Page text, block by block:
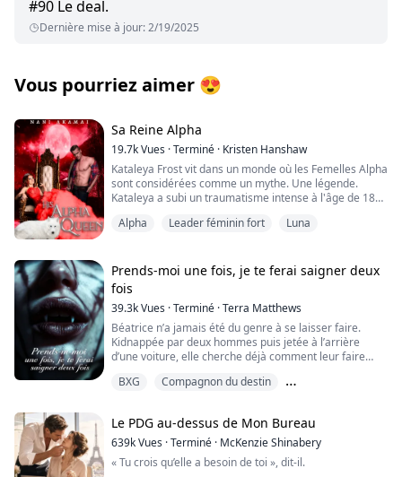
#90 Le deal.
Dernière mise à jour:2/19/2025
Vous pourriez aimer 😍
Sa Reine Alpha
19.7kVues ·Terminé · Kristen Hanshaw
Kataleya Frost vit dans un monde où les Femelles Alpha
sont considérées comme un mythe. Une légende.
Kataleya a subi un traumatisme intense à l'âge de 18
autrefois de trouver un jour son âme sœur et d'avoir un
avoir à faire avec lui. Le frère de Kataleya devait
devenir le prochain Alpha, mais il a décidé qu'il avait
d'autres aspirations et a nommé Kataleya comme sa
successeure. Ce changement l'obligera à modifier de
nombreuses choses au sein de la hiérarchie de la
meute et ce qui est considéré comme normal dans une
meute. Son père lui a toujours appris, ainsi qu'à ses
jamais facile, mais Kataleya sera-t-elle jamais acceptée
capable de changer sa perspective sur la vie et le lien
d'âme sœur ? Son âme sœur deviendra-t-il son salut ou
sa chute ultime ? Que se passe-t-il lorsque quelque
chose de son passé revient la hanter ? Succombera-t-
Alpha Leader féminin fort Luna
Prends-moi une fois, je te ferai saigner deux
fois
39.3kVues ·Terminé ·Terra Matthews
Béatrice n’a jamais été du genre à se laisser faire.
Kidnappée par deux hommes puis jetée à l’arrière
d’une voiture, elle cherche déjà comment leur faire
types sont des loups-garous, chargés de la conduire à
Elle. Une humaine. Promise à un loup-garou ? Ça ne
pouvait pas être vrai.
BXG
Compagnon du destin
Le PDG au-dessus de Mon Bureau
639kVues ·Terminé · McKenzie Shinabery
« Tu crois qu’elle a besoin de toi », dit-il.